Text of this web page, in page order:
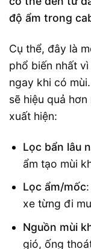
độ ẩm trong
Cụ thể, đây là
phổ biến nhất
ngay khi có
sẽ hiệu quả
xuất hiện:
Lọc bẩn lâu
ẩm tạo mùi
Lọc ẩm/mốc
xe từng đi
Nguồn mùi
gió, ống